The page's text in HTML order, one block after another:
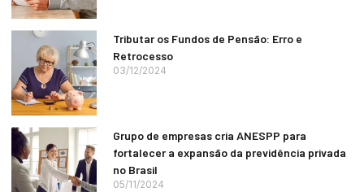
Tributar os Fundos de Pensão: Erro e
Retrocesso
03/12/2024
Grupo de empresas cria ANESPP para
fortalecer a expansão da previdência privada
no Brasil
05/11/2024